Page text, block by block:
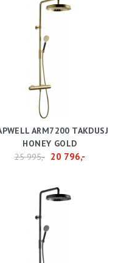
ARM7200 TAKDUSJ
HONEY GOLD
25 995,- 20 796,-